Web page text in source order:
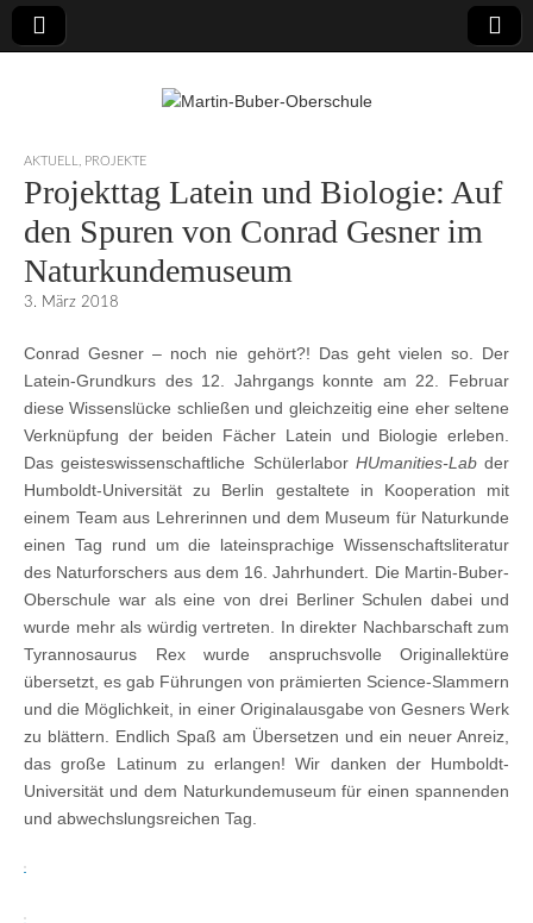
Martin-Buber-
Oberschule
AKTUELL PROJEKTE
Projekttag Latein und Biologie: Auf
den Spuren von Conrad Gesner im
Naturkundemuseum
3. März 2018
Conrad Gesner – noch nie gehört?! Das geht vielen so. Der
Latein-Grundkurs des 12. Jahrgangs konnte am 22. Februar
diese Wissenslücke schließen und gleichzeitig eine eher seltene
Verknüpfung der beiden Fächer Latein und Biologie erleben.
Das geisteswissenschaftliche Schülerlabor HUmanities-Labder
Humboldt-Universität zu Berlin gestaltete in Kooperation mit
einem Team aus Lehrerinnen und dem Museum für Naturkunde
einen Tag rund um die lateinsprachige Wissenschaftsliteratur
des Naturforschers aus dem 16. Jahrhundert. Die Martin-Buber-
Oberschule war als eine von drei Berliner Schulen dabei und
wurde mehr als würdig vertreten. In direkter Nachbarschaft zum
Tyrannosaurus Rex wurde anspruchsvolle Originallektüre
übersetzt, es gab Führungen von prämierten Science-Slammern
und die Möglichkeit, in einer Originalausgabe von Gesners Werk
zu blättern. Endlich Spaß am Übersetzen und ein neuer Anreiz,
das große Latinum zu erlangen! Wir danken der Humboldt-
Universität und dem Naturkundemuseum für einen spannenden
und abwechslungsreichen Tag.